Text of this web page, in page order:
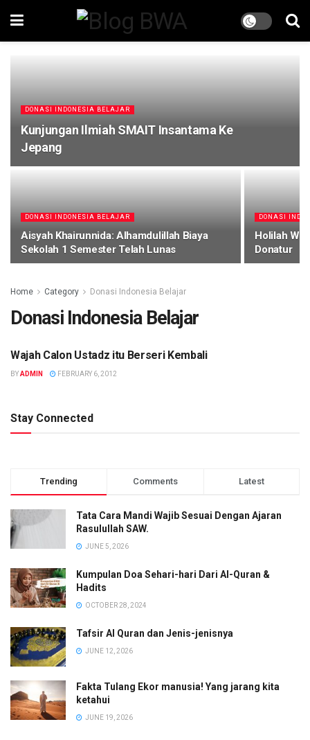
DONASI INDONESIA BELAJAR
Kunjungan Ilmiah SMAIT Insantama Ke
Jepang
DONASI INDONESIA BELAJAR
Aisyah Khairunnida: Alhamdulillah Biaya
Sekolah 1 Semester Telah Lunas
DONASI
Holilah
Donatur
Home Category Donasi Indonesia Belajar
Donasi Indonesia Belajar
DONASI INDONESIA BELAJAR
Wajah Calon Ustadz itu Berseri Kembali
BYADMIN FEBRUARY 6, 2012
Stay Connected
Trending Comments Latest
Tata Cara Mandi Wajib Sesuai Dengan Ajaran
Rasulullah SAW.
JUNE 5, 2026
Kumpulan Doa Sehari-hari Dari Al-Quran &
Hadits
OCTOBER 28, 2024
Tafsir Al Quran dan Jenis-jenisnya
JUNE 12, 2026
Fakta Tulang Ekor manusia! Yang jarang kita
ketahui
JUNE 19, 2026